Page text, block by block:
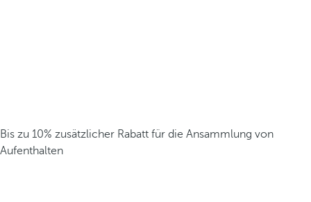
Bis zu 10% zusätzlicher Rabatt für die Ansammlung von
Aufenthalten